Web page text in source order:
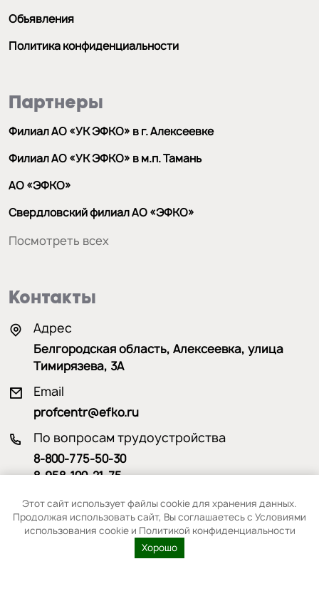
Объявления
Политика конфиденциальности
Партнеры
Филиал АО «УК ЭФКО» в г. Алексеевке
Филиал АО «УК ЭФКО» в м.п. Тамань
АО «ЭФКО»
Свердловский филиал АО «ЭФКО»
Посмотреть всех
Контакты
Адрес
Белгородская область, Алексеевка, улица
Тимирязева, 3А
Email
profcentr@efko.ru
По вопросам трудоустройства
8-800-775-50-30
8-958-100-21-75
По вопросам обучения
8-915-570-31-13
Этот сайт использует файлы cookie для хранения данных.
Продолжая использовать сайт, Вы соглашаетесь с Условиями
использования cookie и Политикой конфиденциальности
Хорошо